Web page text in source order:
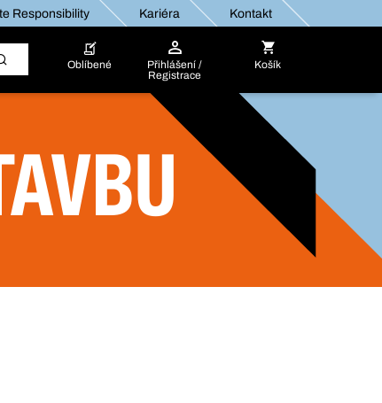
Responsibility Kariéra Kontakt
Oblíbené
Přihlášení /
Registrace
Košík